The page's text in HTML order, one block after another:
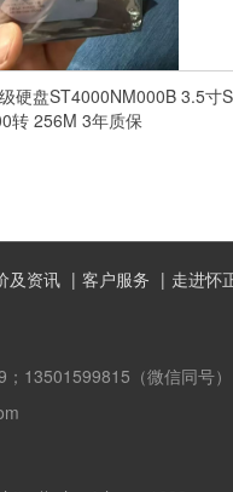
硬盘ST4000NM000B 3.5寸
转 256M 3年质保
及资讯 客户服务 走进怀
13501599815（微信同号）